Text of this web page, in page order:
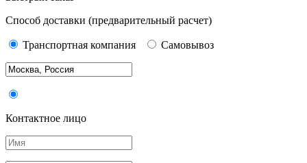
Способ доставки (предварительный расчет)
Транспортная компания Самовывоз
Контактное лицо